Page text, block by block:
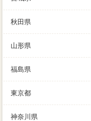
秋田県
山形県
福島県
東京都
神奈川県